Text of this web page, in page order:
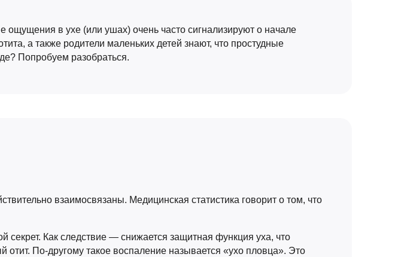
в ухе (или ушах) очень часто сигнализируют о начале
а также родители маленьких детей знают, что простудные
Попробуем разобраться.
взаимосвязаны. Медицинская статистика говорит о том, что
Как следствие — снижается защитная функция уха, что
отит. По-другому такое воспаление называется «ухо пловца». Это